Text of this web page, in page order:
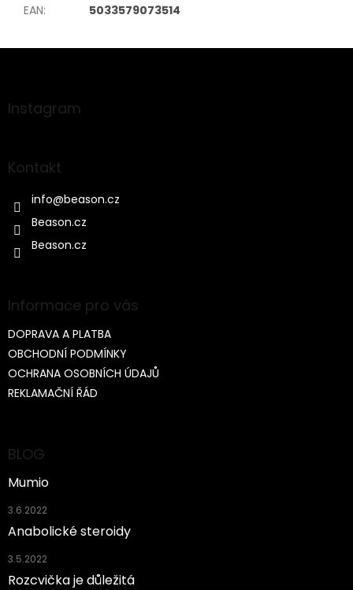
EAN: 5033579073514
Z
aInstagram
Kontakt
info@beason.cz
Beason.cz
Beason.cz
Informace pro vás
DOPRAVA A PLATBA
OBCHODNÍ PODMÍNKY
OCHRANA OSOBNÍCH ÚDAJŮ
REKLAMAČNÍ ŘÁD
BLOG
Mumio
3.6.2022
Anabolické steroidy
3.5.2022
Rozcvička je důležitá